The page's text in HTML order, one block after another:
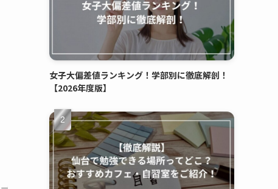
女子大偏差値ランキング！学部別に徹底解剖！
【2026年度版】